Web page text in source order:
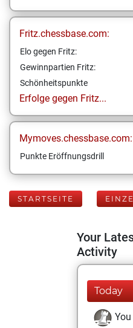
Fritz.chessbase.com:
Elo gegen Fritz:
Gewinnpartien Fritz:
Schönheitspunkte
Erfolge gegen Fritz...
Mymoves.chessbase.com:
Punkte Eröffnungsdrill
STARTSEITE
Your
Activity
Today